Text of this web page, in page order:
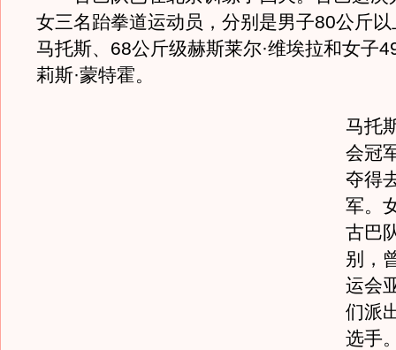
女三名跆拳道运动员，分别是男子80公斤以
马托斯、68公斤级赫斯莱尔·维埃拉和女子
莉斯·蒙特霍。
马托
会冠
夺得
军。
古巴
别，
运会
们派
选手